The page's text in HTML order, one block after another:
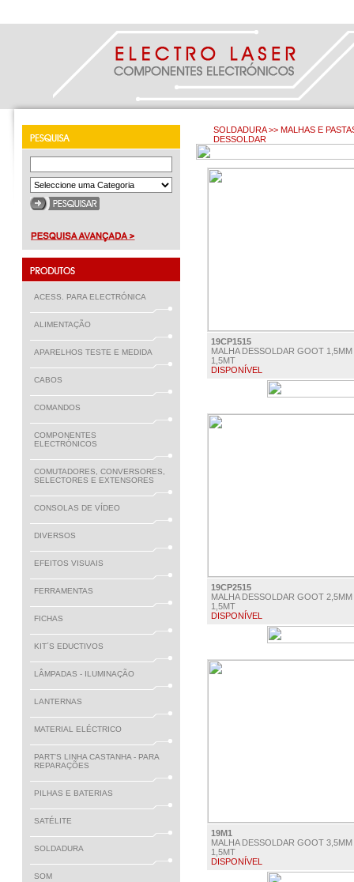
ACESS. PARA ELECTRÓNICA
ALIMENTAÇÃO
APARELHOS TESTE E MEDIDA
CABOS
COMANDOS
COMPONENTES
ELECTRÓNICOS
COMUTADORES, CONVERSORES,
SELECTORES E EXTENSORES
CONSOLAS DE VÍDEO
DIVERSOS
EFEITOS VISUAIS
FERRAMENTAS
FICHAS
KIT´S EDUCTIVOS
LÂMPADAS - ILUMINAÇÃO
LANTERNAS
MATERIAL ELÉCTRICO
PART'S LINHA CASTANHA - PARA
REPARAÇÕES
PILHAS E BATERIAS
SATÉLITE
SOLDADURA
SOM
SOLDADURA >> MALHAS E
DESSOLDAR
19CP1515
MALHA DESSOLDAR GOOT 1,5MM
1,5MT
DISPONÍVEL
19CP2515
MALHA DESSOLDAR GOOT 2,5MM
1,5MT
DISPONÍVEL
19M1
MALHA DESSOLDAR GOOT 3,5MM
1,5MT
DISPONÍVEL